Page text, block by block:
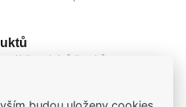
výběr z tisíců šperků